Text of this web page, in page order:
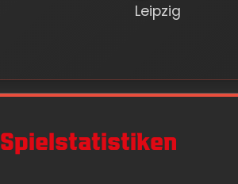
Leipzig
Spielstatistiken